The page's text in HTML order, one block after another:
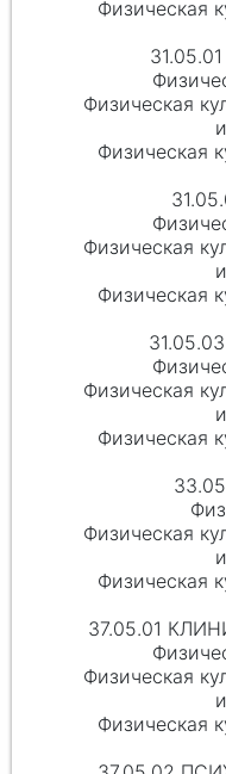
Физическая
Физическая
Физическая
Физическая
Физическая
Физическая
Физическая
Физическая
Физическая
37.05.01
Физическая
Физическая